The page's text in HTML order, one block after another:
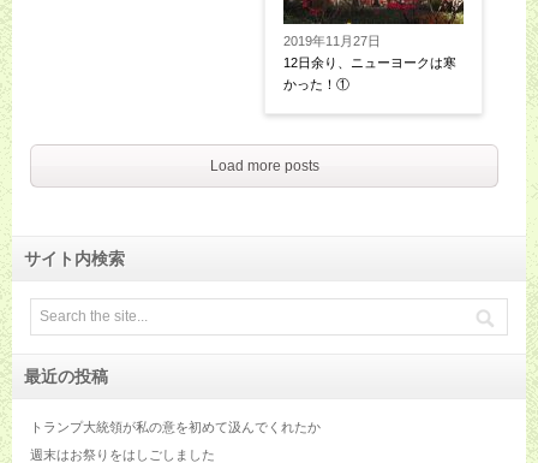
2019年11月27日
12日余り、ニューヨークは寒
かった！①
Load more posts
サイト内検索
最近の投稿
トランプ大統領が私の意を初めて汲んでくれたか
週末はお祭りをはしごしました